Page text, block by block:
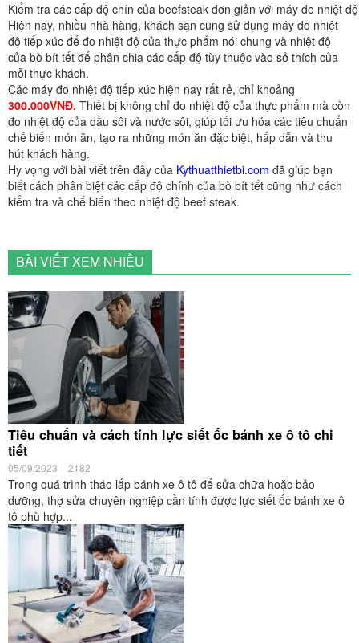
Kiểm tra các cấp độ chín của beefsteak đơn giản với máy đo nhiệt độ
Hiện nay, nhiều nhà hàng, khách sạn cũng sử dụng máy đo nhiệt
độ tiếp xúc để đo nhiệt độ của thực phẩm nói chung và nhiệt độ
của bò bít tết để phân chia các cấp độ tùy thuộc vào sở thích của
mỗi thực khách.
Các máy đo nhiệt độ tiếp xúc hiện nay rất rẻ, chỉ khoảng
300.000VNĐ. Thiết bị không chỉ đo nhiệt độ của thực phẩm mà còn
đo nhiệt độ của dầu sôi và nước sôi, giúp tối ưu hóa các tiêu chuẩn
chế biến món ăn, tạo ra những món ăn đặc biệt, hấp dẫn và thu
hút khách hàng.
Hy vọng với bài viết trên đây của Kythuatthietbi.com đã giúp bạn
biết cách phân biệt các cấp độ chính của bò bít tết cũng như cách
kiểm tra và chế biến theo nhiệt độ beef steak.
BÀI VIẾT XEM NHIỀU
Tiêu chuẩn và cách tính lực siết ốc bánh xe ô tô chi
tiết
05/09/2023 2182
Trong quá trình tháo lắp bánh xe ô tô để sửa chữa hoặc bảo
dưỡng, thợ sửa chuyên nghiệp cần tính được lực siết ốc bánh xe ô
tô phù hợp...